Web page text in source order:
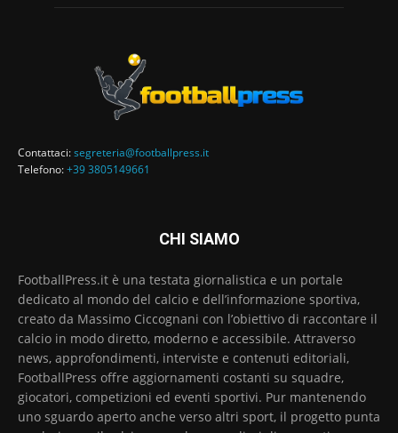
Contattaci:segreteria@footballpress.it
Telefono:+39 3805149661
CHI SIAMO
FootballPress.it è una testata giornalistica e un portale
dedicato al mondo del calcio e dell’informazione sportiva,
creato da Massimo Ciccognani con l’obiettivo di raccontare il
calcio in modo diretto, moderno e accessibile. Attraverso
news, approfondimenti, interviste e contenuti editoriali,
FootballPress offre aggiornamenti costanti su squadre,
giocatori, competizioni ed eventi sportivi. Pur mantenendo
uno sguardo aperto anche verso altri sport, il progetto punta